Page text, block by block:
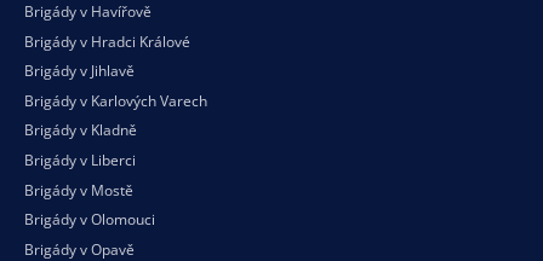
Brigády v Havířově
Brigády v Hradci Králové
Brigády v Jihlavě
Brigády v Karlových Varech
Brigády v Kladně
Brigády v Liberci
Brigády v Mostě
Brigády v Olomouci
Brigády v Opavě